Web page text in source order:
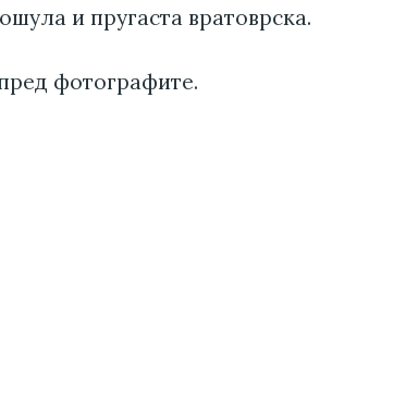
и пругаста вратоврска.
фотографите.